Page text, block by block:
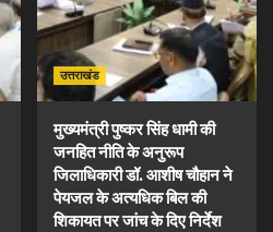
उत्तराखंड
मुख्यमंत्री पुष्कर सिंह धामी की
जनहित नीति के अनुरूप
जिलाधिकारी डॉ. आशीष चौहान ने
पेयजल के अत्यधिक बिल की
शिकायत पर जांच के दिए निर्देश